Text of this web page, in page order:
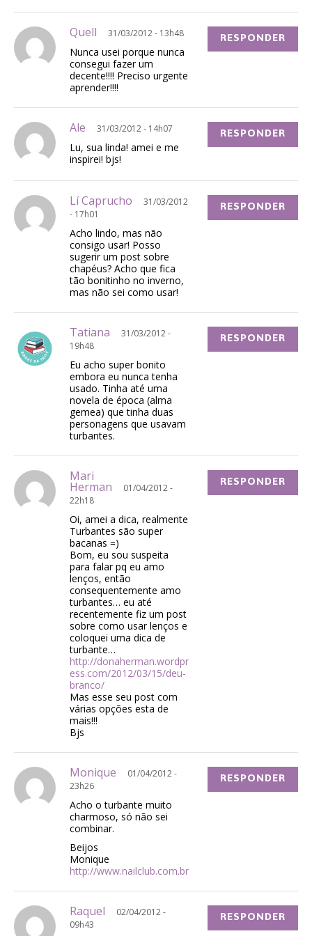
Quell 31/03/2012 - 13h48
Nunca usei porque nunca
consegui fazer um
decente!!!! Preciso urgente
aprender!!!!
RESPONDER
Ale 31/03/2012 - 14h07
Lu, sua linda! amei e me
inspirei! bjs!
RESPONDER
Lí Caprucho
31/03/2012
- 17h01
Acho lindo, mas não
consigo usar! Posso
sugerir um post sobre
chapéus? Acho que fica
tão bonitinho no inverno,
mas não sei como usar!
RESPONDER
Tatiana
31/03/2012 -
19h48
Eu acho super bonito
embora eu nunca tenha
usado. Tinha até uma
novela de época (alma
gemea) que tinha duas
personagens que usavam
turbantes.
RESPONDER
Mari
Herman
01/04/2012 -
22h18
Oi, amei a dica, realmente
Turbantes são super
bacanas =)
Bom, eu sou suspeita
para falar pq eu amo
lenços, então
consequentemente amo
turbantes… eu até
recentemente fiz um post
sobre como usar lenços e
coloquei uma dica de
turbante…
http://donaherman.wordpr
ess.com/2012/03/15/deu-
branco/
Mas esse seu post com
várias opções esta de
mais!!!
Bjs
RESPONDER
Monique
01/04/2012 -
23h26
Acho o turbante muito
charmoso, só não sei
combinar.
Beijos
Monique
http://www.nailclub.com.br
RESPONDER
Raquel
02/04/2012 -
09h43
RESPONDER